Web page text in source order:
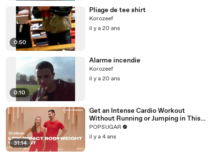
0:50
Pliage de tee shirt
Korozeef
il y a 20 ans
0:10
Alarme incendie
Korozeef
il y a 20 ans
31:14
Get an Intense Cardio Workout
Without Running or Jumping in This
30-Minute Routine
POPSUGAR
il y a 4 ans